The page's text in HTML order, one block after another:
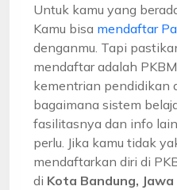
Untuk kamu yang
Kamu bisa mendaftar
denganmu. Tapi
mendaftar adalah
kementrian pendidikan
bagaimana sistem
fasilitasnya dan info
perlu. Jika kamu tidak
mendaftarkan diri di
di Kota Bandung,